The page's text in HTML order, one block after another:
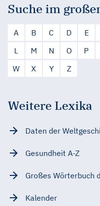
Suche im
A B C D E
L
M N O P
W
X Y Z
Weitere Lexika
Daten der
Gesundheit A-Z
Großes Wörterbuch
Kalender